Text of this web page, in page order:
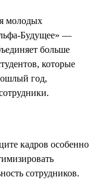
молодых
Будущее» —
больше
которые
год,
кадров особенно
сотрудников.